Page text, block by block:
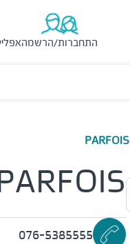
התחברות/הרשמה
PARFOIS
076-5385555